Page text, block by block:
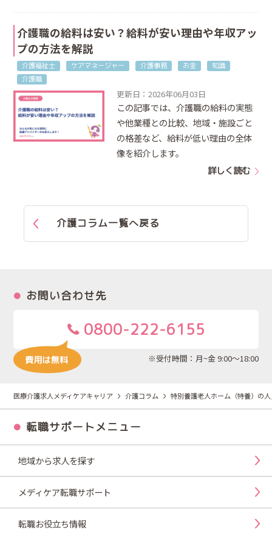
介護職の給料は安い？給料が安い理由や年収アッ
プの方法を解説
介護福祉士 ケアマネージャー 介護事務 お金
知識
介護職
更新日：2026年06月03日
この記事では、介護職の給料の実態
や他業種との比較、地域・施設ごと
の格差など、給料が低い理由の全体
像を紹介します。
詳しく読む
介護コラム一覧へ戻る
お問い合わせ先
0800-222-6155
※受付時間：月~金 9:00～18:00
医療介護求人メディケアキャリア 介護コラム 特別養護老人ホーム（特養）の
転職サポートメニュー
地域から求人を探す
メディケア転職サポート
転職お役立ち情報